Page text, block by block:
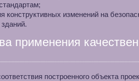
конструктивных изменений на
применения
построенного объекта